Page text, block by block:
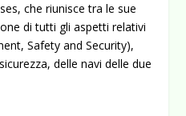
che riunisce tra le sue
di tutti gli aspetti relativi
Safety and Security),
delle navi delle due